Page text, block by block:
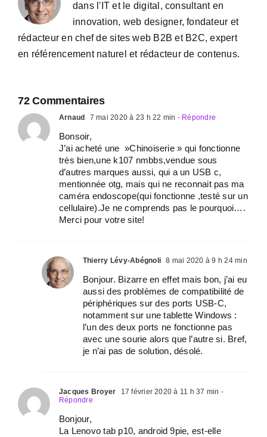
dans l'IT et le digital, consultant en
innovation, web designer, fondateur et
rédacteur en chef de sites web B2B et B2C, expert
en référencement naturel et rédacteur de contenus.
72 Commentaires
Arnaud 7 mai 2020 à 23 h 22 min - Répondre
Bonsoir,
J’ai acheté une »Chinoiserie » qui fonctionne
très bien,une k107 nmbbs,vendue sous
d’autres marques aussi, qui a un USB c,
mentionnée otg, mais qui ne reconnait pas ma
caméra endoscope(qui fonctionne ,testé sur un
cellulaire).Je ne comprends pas le pourquoi….
Merci pour votre site!
Thierry Lévy-Abégnoli 8 mai 2020 à 9 h 24 min
Bonjour. Bizarre en effet mais bon, j’ai eu
aussi des problèmes de compatibilité de
périphériques sur des ports USB-C,
notamment sur une tablette Windows :
l’un des deux ports ne fonctionne pas
avec une sourie alors que l’autre si. Bref,
je n’ai pas de solution, désolé.
Jacques Broyer 17 février 2020 à 11 h 37 min -
Répondre
Bonjour,
La Lenovo tab p10, android 9pie, est-elle